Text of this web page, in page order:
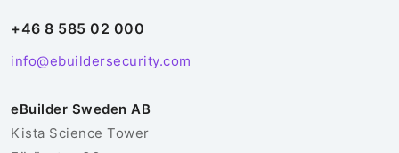
+46 8 585 02 000
info@ebuildersecurity.com
eBuilder Sweden AB
Kista Science Tower